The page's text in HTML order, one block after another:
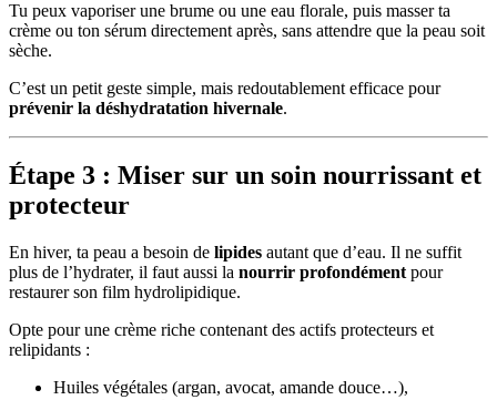
Tu peux vaporiser une brume ou une eau florale, puis masser ta
crème ou ton sérum directement après, sans attendre que la peau soit
sèche.
C’est un petit geste simple, mais redoutablement efficace pour
prévenir la déshydratation hivernale.
Étape 3 : Miser sur un soin nourrissant et
protecteur
En hiver, ta peau a besoin de lipides autant que d’eau. Il ne suffit
plus de l’hydrater, il faut aussi la nourrir profondément pour
restaurer son film hydrolipidique.
Opte pour une crème riche contenant des actifs protecteurs et
relipidants :
Huiles végétales (argan, avocat, amande douce…),